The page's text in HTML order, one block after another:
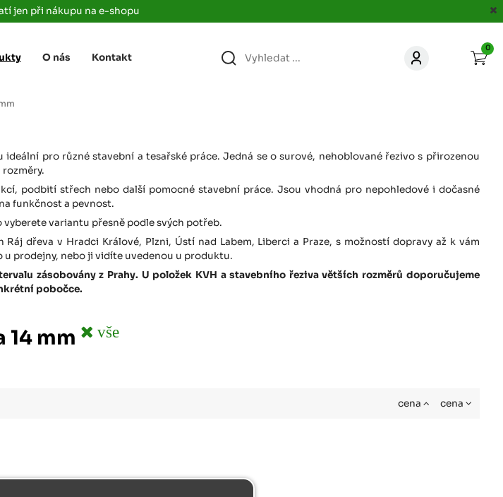
jen při nákupu na e-shopu
pro různé stavební a tesařské práce. Jedná se o surové, nehoblované řezivo s přirozenou
podbití střech nebo další pomocné stavební práce. Jsou vhodná pro nepohledové i dočasné
funkčnost a pevnost.
vyberete variantu přesně podle svých potřeb.
dřeva v Hradci Králové, Plzni, Ústí nad Labem, Liberci a Praze, s možností dopravy až k vám
prodejny, nebo ji vidíte uvedenou u produktu.
zásobovány z Prahy. U položek KVH a stavebního řeziva větších rozměrů doporučujeme
pobočce.
14 mm vše
cena cena
O nás Kontakt
0
400 01
Králové, 503 32
rajdrevahradec
jacer.cz
stanicí TANK ONO)
+420 734 850 860
rajdrevapraha
2656/2,
Albert)
00
+420 603 162 667
rajdrevaplzen
jacer.cz